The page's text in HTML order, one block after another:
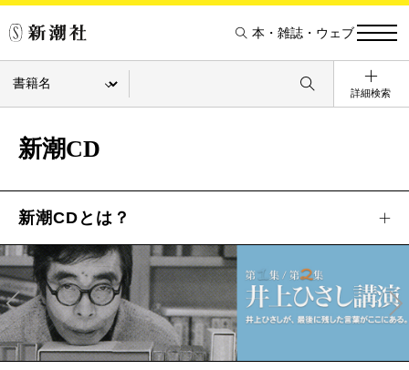
本・雑誌・ウェブ
詳細検索
新潮CD
新潮CDとは？
Pre
v
xt